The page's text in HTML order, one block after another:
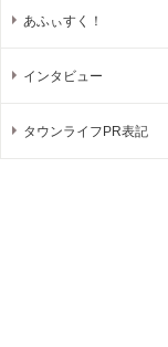
あふぃすく！
インタビュー
タウンライフPR表記